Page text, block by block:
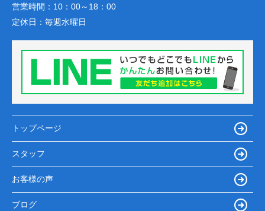
営業時間： 10：00～18：00
定休日： 毎週水曜日
トップページ
スタッフ
お客様の声
ブログ